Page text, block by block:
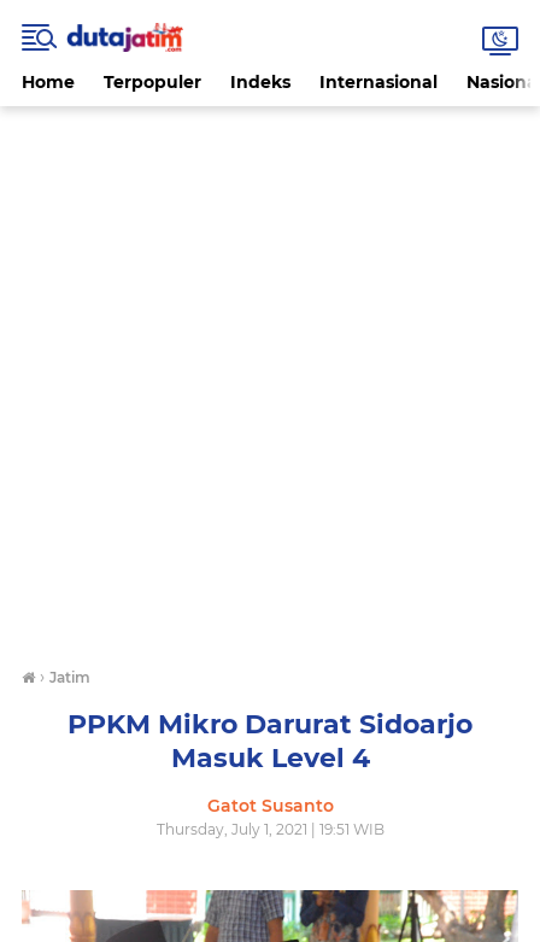
Home Terpopuler Indeks Internasional
› Jatim
PPKM Mikro Darurat Sidoarjo
Masuk Level 4
Gatot Susanto
Thursday, July 1, 2021 | 19:51 WIB